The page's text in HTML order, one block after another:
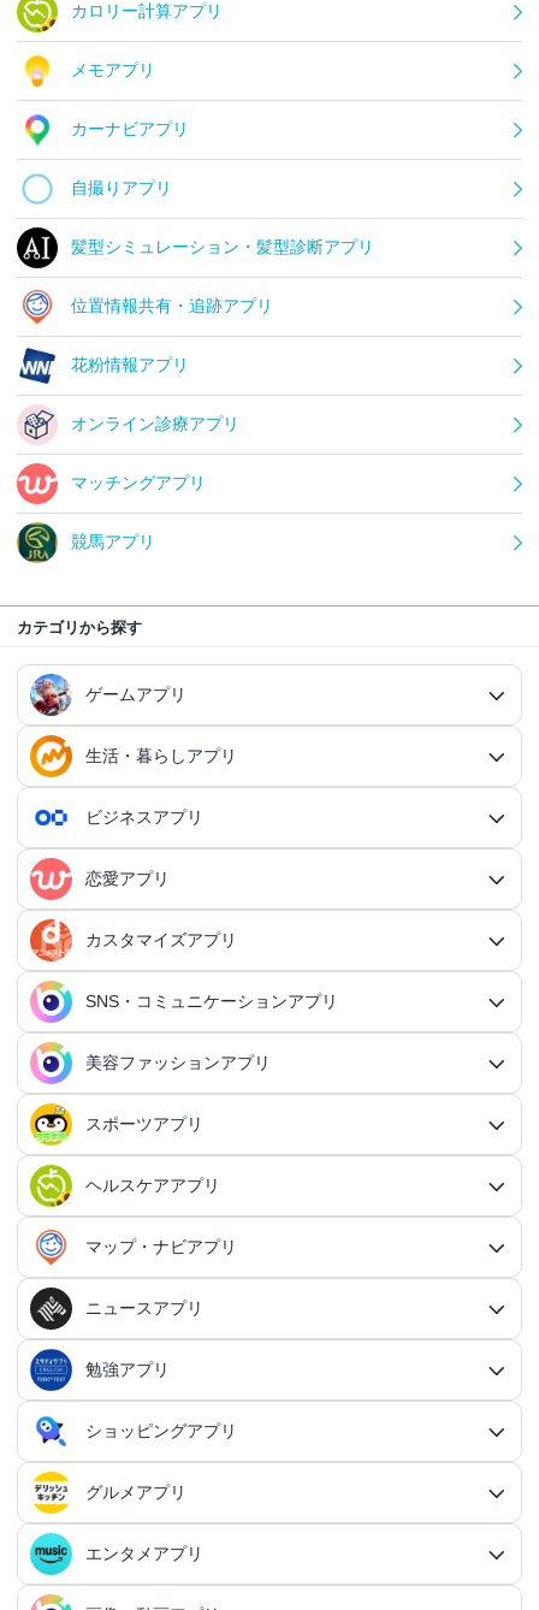
カロリー計算アプリ
メモアプリ
カーナビアプリ
自撮りアプリ
髪型シミュレーション・髪型診断アプリ
位置情報共有・追跡アプリ
花粉情報アプリ
オンライン診療アプリ
マッチングアプリ
競馬アプリ
カテゴリから探す
ゲームアプリ
ゲームアプリ総合
RPGアプリ
RPGアプリ総合
王道RPGアプリ
アクションRPGアプリ
シミュレーションRPGアプリ
ダンジョンRPGアプリ
MMORPGアプリ
放置系RPGアプリ
美少女RPGアプリ
カードRPGアプリ
クイズRPGアプリ
カジュアルRPGアプリ
アクションゲームアプリ
3Dアクションアプリ
アクションRPGアプリ
MOBAアプリ
ステルスゲームアプリ
シミュレーションアプリ
シミュレーションアプリ総合
育成シミュレーションアプリ
戦略シミュレーションアプリ
箱庭シミュレーションアプリ
恋愛シミュレーションアプリ
歴史シミュレーションアプリ
メタバース体験シミュレーションゲームアプリ
対戦・協力ゲームアプリ
対戦・協力ゲームアプリ総合
オンライン対戦アプリ
協力・マルチプレイアプリ
シューティングゲームアプリ
FPSアプリ
TPSアプリ
オンラインシューティングアプリ
縦スクシューティングアプリ
横スクシューティングアプリ
スナイパーゲームアプリ
アドベンチャーゲームアプリ
アドベンチャーゲームアプリ総合
ミステリーアドベンチャーアプリ
ホラーアドベンチャーアプリ
サウンドノベルアプリ
サバイバルアドベンチャーアプリ
パズル・脳トレアプリ
パズル・脳トレアプリ総合
パズルゲームアプリ
脱出ゲームアプリ
脳トレゲームアプリ
間違い探し・探し物ゲームアプリ
音楽ゲームアプリ
音楽ゲームアプリ総合
手持ち曲で遊ぶ音ゲーアプリ
ボカロ曲収録音ゲーアプリ
リズムタップゲームアプリ
オープンワールドアプリ
オープンワールドアプリ総合
3Dサンドボックスアプリ
カジュアルゲームアプリ
クレーンゲームアプリ
放置系ゲームアプリ
バカゲー・奇ゲーアプリ
萌え系カジュアルゲームアプリ
育成ゲームアプリ
育成ゲームアプリ総合
恋愛ゲームアプリ総合
乙女系恋愛ゲームアプリ
男性向け恋愛ゲームアプリ
キャラゲーアプリ
ポケモンアプリ
スポーツゲームアプリ
スポーツゲームアプリ総合
乗り物ゲームアプリ
生活・暮らしアプリ
生活・暮らしアプリ総合
ファイナンスアプリ
家計簿アプリ
ふるさと納税アプリ
貯金アプリ
スマホ決済アプリ
クレジットカードアプリ
投資アプリ
確定申告アプリ
ギャンブルの管理アプリ
日記アプリ
交換日記アプリ
写真カレンダーアプリ
シンプルな日記アプリ
終活アプリ
行動記録アプリ
行動記録アプリ総合
習慣化アプリ
ポイ活アプリ
ポイ活アプリ総合
レシートポイ活アプリ
歩いてお金を稼ぐアプリ
登録でお金がもらえるアプリ
動画を見るだけで稼ぐアプリ
スケジューラ・時計アプリ
リマインダーアプリ
時計アプリ
タイマーアプリ
ライフログアプリ
持ち物管理アプリ
生理周期アプリ
体重管理アプリ
血圧記録アプリ
体温記録アプリ
趣味記録アプリ
家事アプリ
家事アプリ総合
料理アプリ
掃除アプリ
家事分担アプリ
育児アプリ
育児アプリ総合
育児記録アプリ
知育アプリ
子育てSNSアプリ
授乳・離乳食の管理アプリ
防犯アプリ
防犯アプリ総合
防犯ブザーアプリ
防災アプリ
緊急地震速報アプリ
安否確認アプリ
防災マップアプリ
メモアプリ
メモアプリ総合
原稿用紙アプリ
手書きメモアプリ
電卓アプリ
電卓アプリ総合
時間計算機アプリ
インテリアアプリ
知恵袋・雑学アプリ
ビジネスアプリ
ビジネスアプリ総合
タスク管理アプリ
タスク管理アプリ総合
個人タスク管理アプリ
タスク共有アプリ
プロジェクト管理アプリ
QRコードアプリ
QRコード作成アプリ
janコード検索アプリ
OCRアプリ
OCRアプリ総合
翻訳カメラアプリ
議事録アプリ
議事録アプリ総合
文字起こしアプリ
高音質ボイスレコーダーアプリ
顧客管理アプリ
ファイル管理アプリ
ファイル管理アプリ総合
クラウド保存・共有アプリ
PDFアプリ
ファイルマネージャーアプリ
オフィスソフトアプリ
名刺管理アプリ総合
会計アプリ
会計アプリ総合
請求書アプリ
経費精算アプリ
小売・卸売支援ツールアプリ
在庫管理アプリ
レジアプリ
思考整理アプリ
マインドマップアプリ
マンダラチャートアプリ
転職アプリ
転職アプリ総合
建築アプリ
建築アプリ総合
恋愛アプリ
恋愛アプリ総合
マッチングアプリ
マッチングアプリ総合
20代向けマッチングアプリ
30代向けマッチングアプリ
40代向けマッチングアプリ
60代・シニア向けマッチングアプリ
出会いアプリ
カップルアプリ
カップルアプリ総合
カップルSNSアプリ
記念日アプリ
デートアプリ
デートスポットアプリ
恋愛診断アプリ
恋愛相談アプリ
女性の悩み解決アプリ
カスタマイズアプリ
カスタマイズアプリ総合
IFTTTアプリ
オートクリッカーアプリ
ネットワークアプリ
スピードテストアプリ
VPNアプリ
スマホ最適化アプリ
スマホ最適化アプリ総合
メモリの確認／解放アプリ
パスワード管理アプリ
セキュリティ対策アプリ
VPNアプリ
覗き見防止アプリ
キーボードアプリ
文字起こしアプリ
顔文字・絵文字アプリ
日本語入力アプリ
クリップボードアプリ
定型文アプリ
画面の設定アプリ
ホーム画面アプリ
ウィジェットカスタマイズアプリ
ロック画面カスタマイズアプリ
画面録画アプリ
音の設定アプリ
録音アプリ
着信音アプリ
音楽編集アプリ
SNS・コミュニケーションアプリ
SNS・コミュニケーションアプリ総合
SNSアプリ
SNSアプリ総合
X（Twitter）アプリ
LINEアプリ
マストドンアプリ
写真投稿SNSアプリ
Instagramアプリ
オタクSNSアプリ
メールアプリ
フリーメールアプリ
チャットアプリ
チャットアプリ総合
SMSアプリ
お絵描きチャットアプリ
ボイス・ビデオチャットアプリ
電話アプリ
電話アプリ総合
ビデオ通話アプリ
電話帳アプリ
国際電話アプリ
掲示板アプリ
ゲーム募集アプリ
地元コミュニティアプリ
アイコン画像アプリ
アイコン画像アプリ総合
アバター・似顔絵アプリ
年賀状・カードアプリ
年賀状アプリ
住所録アプリ
ポストカードアプリ
イベント企画アプリ
イベント企画アプリ総合
AI彼氏・彼女アプリ
AI彼氏・彼女アプリ総合
美容ファッションアプリ
美容ファッションアプリ総合
ヘア・メイク・ネイルアプリ
メイク・スキンケアアプリ
ネイルアプリ
ファッションアプリ
コーデの参考アプリ
服デザインアプリ
ボディケア・エステアプリ
女性向けダイエットアプリ
整形アプリ
スポーツアプリ
スポーツアプリ総合
陸上競技アプリ
陸上競技アプリ総合
ウォーキングアプリ
ランニングアプリ
自転車アプリ
ジョギング・サイクリングの道を記録アプリ
テニスアプリ
ライトアプリ
ライトアプリ総合
野球アプリ総合
プロ野球速報アプリ
野球スコアアプリ
ボウリングアプリ
ボウリングゲームアプリ
速度計測アプリ
速度計測アプリ総合
球技アプリ
ヘルスケアアプリ
ヘルスケアアプリ総合
健康管理アプリ
健康管理アプリ総合
体重管理アプリ
睡眠アプリ
ウォーキングアプリ
血圧記録アプリ
妊娠・出産アプリ
認知症・物忘れ防止アプリ総合
ダイエットアプリ
ダイエットアプリ総合
体重管理アプリ
身体測定アプリ
家庭医学・セルフケアアプリ
マップ・ナビアプリ
マップ・ナビアプリ総合
ドライブアプリ
バイクナビアプリ
道路交通情報アプリ
安全運転アプリ
鉄道アプリ
駅構内案内アプリ
旅行アプリ
旅行アプリ総合
観光アプリ
飲食店検索アプリ
飲食店検索アプリ総合
おでかけ情報アプリ
ニュースアプリ
ニュースアプリ総合
スポーツニュースアプリ
スポーツニュースアプリ総合
サッカー情報アプリ
プロ野球速報アプリ
天気アプリ
勉強アプリ
勉強アプリ総合
語学アプリ
語学アプリ総合
英語アプリ
資格アプリ
勉強効率化アプリ
ショッピングアプリ
ショッピングアプリ総合
フリマアプリ
フリマアプリ総合
グルメアプリ
グルメアプリ総合
エンタメアプリ